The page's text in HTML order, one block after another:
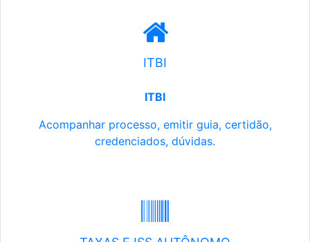
ITBI
ITBI
Acompanhar processo, emitir guia, certidão,
credenciados, dúvidas.